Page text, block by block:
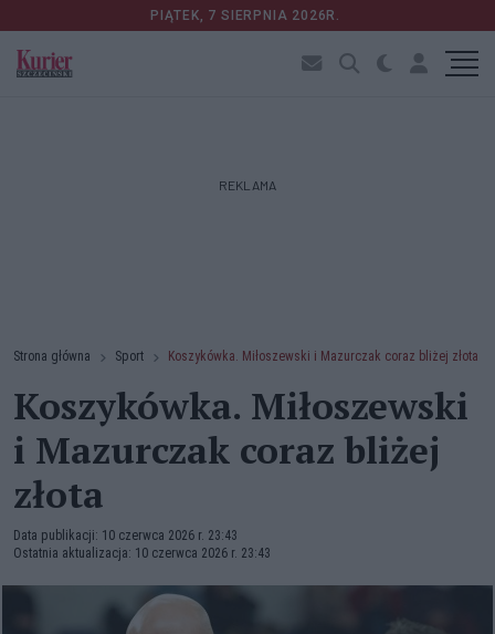
PIĄTEK, 7 SIERPNIA 2026R.
REKLAMA
Strona główna Sport Koszykówka. Miłoszewski i Mazurczak coraz bliżej złota
Koszykówka. Miłoszewski
i Mazurczak coraz bliżej
złota
Data publikacji: 10 czerwca 2026 r. 23:43
Ostatnia aktualizacja: 10 czerwca 2026 r. 23:43